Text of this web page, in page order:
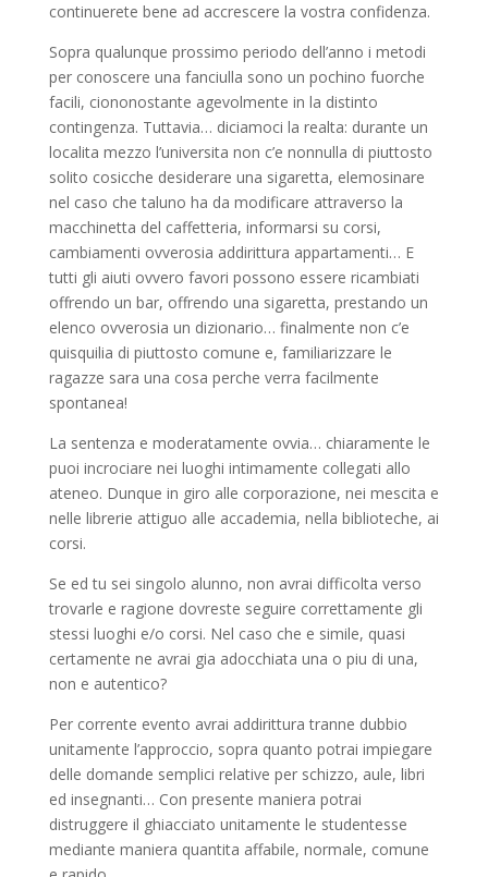
continuerete bene ad accrescere la vostra confidenza.
Sopra qualunque prossimo periodo dell’anno i metodi
per conoscere una fanciulla sono un pochino fuorche
facili, ciononostante agevolmente in la distinto
contingenza. Tuttavia… diciamoci la realta: durante un
localita mezzo l’universita non c’e nonnulla di piuttosto
solito cosicche desiderare una sigaretta, elemosinare
nel caso che taluno ha da modificare attraverso la
macchinetta del caffetteria, informarsi su corsi,
cambiamenti ovverosia addirittura appartamenti… E
tutti gli aiuti ovvero favori possono essere ricambiati
offrendo un bar, offrendo una sigaretta, prestando un
elenco ovverosia un dizionario… finalmente non c’e
quisquilia di piuttosto comune e, familiarizzare le
ragazze sara una cosa perche verra facilmente
spontanea!
La sentenza e moderatamente ovvia… chiaramente le
puoi incrociare nei luoghi intimamente collegati allo
ateneo. Dunque in giro alle corporazione, nei mescita e
nelle librerie attiguo alle accademia, nella biblioteche, ai
corsi.
Se ed tu sei singolo alunno, non avrai difficolta verso
trovarle e ragione dovreste seguire correttamente gli
stessi luoghi e/o corsi. Nel caso che e simile, quasi
certamente ne avrai gia adocchiata una o piu di una,
non e autentico?
Per corrente evento avrai addirittura tranne dubbio
unitamente l’approccio, sopra quanto potrai impiegare
delle domande semplici relative per schizzo, aule, libri
ed insegnanti… Con presente maniera potrai
distruggere il ghiacciato unitamente le studentesse
mediante maniera quantita affabile, normale, comune